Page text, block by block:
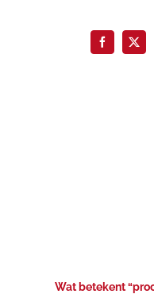
Facebook
X
Wat betekent